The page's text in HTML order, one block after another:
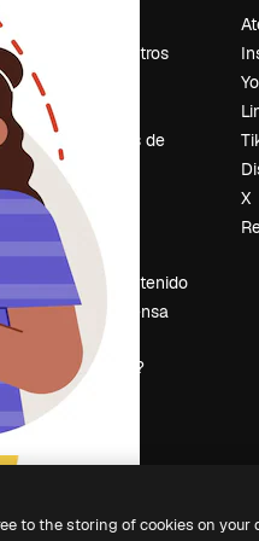
Sobre nosotros
Empleo
Tendencias de
búsqueda
Blog
Eventos
Slidesgo
Vender contenido
Sala de prensa
¿Buscas
magnific.ai?
X
to the storing of cookies on